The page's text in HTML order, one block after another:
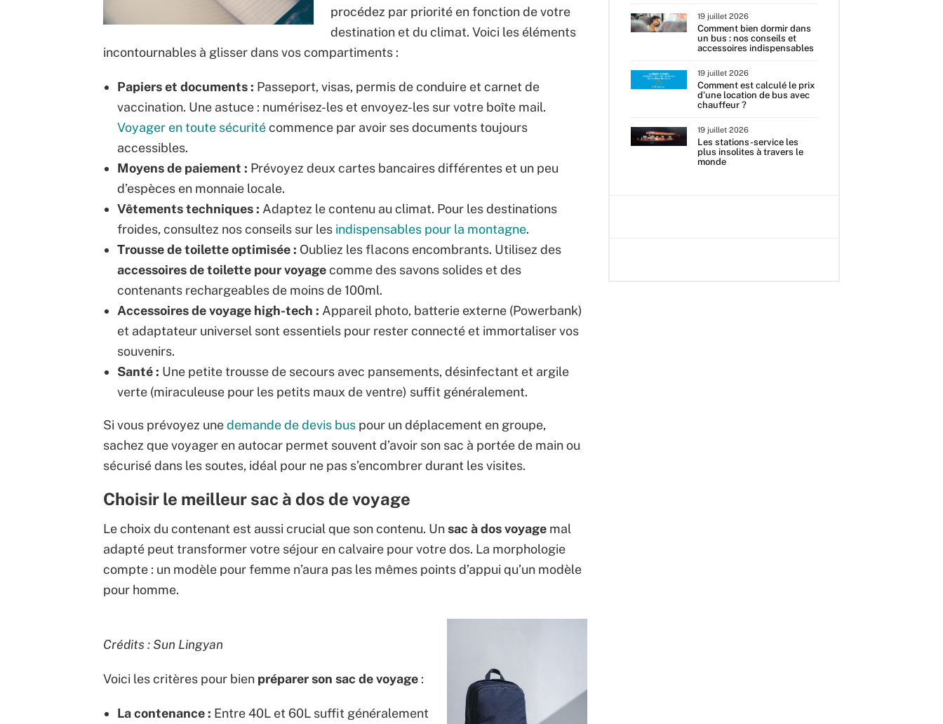
procédez par priorité en fonction de votre
destination et du climat. Voici les éléments
incontournables à glisser dans vos compartiments :
Papiers et documents : Passeport, visas, permis de conduire et carnet de
vaccination. Une astuce : numérisez-les et envoyez-les sur votre boîte mail.
Voyager en toute sécuritécommence par avoir ses documents toujours
accessibles.
Moyens de paiement : Prévoyez deux cartes bancaires différentes et un peu
d’espèces en monnaie locale.
Vêtements techniques : Adaptez le contenu au climat. Pour les destinations
froides, consultez nos conseils sur les indispensables pour la montagne.
Trousse de toilette optimisée : Oubliez les flacons encombrants. Utilisez des
accessoires de toilette pour voyagecomme des savons solides et des
contenants rechargeables de moins de 100ml.
Accessoires de voyage high-tech : Appareil photo, batterie externe (Powerbank)
et adaptateur universel sont essentiels pour rester connecté et immortaliser vos
souvenirs.
Santé : Une petite trousse de secours avec pansements, désinfectant et argile
verte (miraculeuse pour les petits maux de ventre) suffit généralement.
Si vous prévoyez unedemande de devis bus pour un déplacement en groupe,
sachez que voyager en autocar permet souvent d’avoir son sac à portée de main ou
sécurisé dans les soutes, idéal pour ne pas s’encombrer durant les visites.
Choisir le meilleur sac à dos de voyage
Le choix du contenant est aussi crucial que son contenu. Unsac à dos voyage mal
adapté peut transformer votre séjour en calvaire pour votre dos. La morphologie
compte : un modèle pour femme n’aura pas les mêmes points d’appui qu’un modèle
pour homme.
Crédits : Sun Lingyan
Voici les critères pour bien préparer son sac de voyage :
La contenance : Entre 40L et 60L suffit généralement
19 juillet 2026
Comment bien dormir dans
un bus : nos conseils et
accessoires indispensables
19 juillet 2026
Comment est calculé le prix
d’une location de bus avec
chauffeur ?
19 juillet 2026
Les stations-service les
plus insolites à travers le
monde